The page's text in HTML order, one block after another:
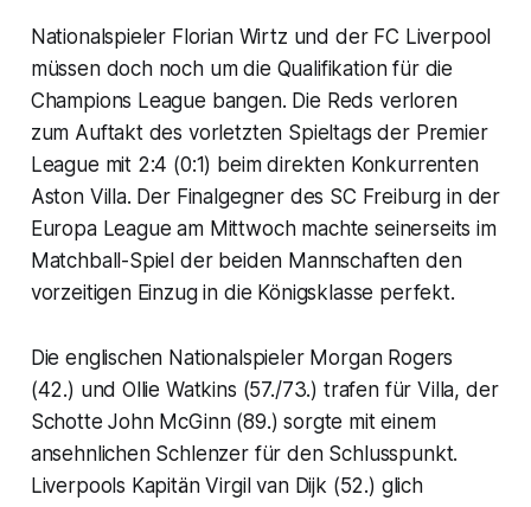
Nationalspieler Florian Wirtz und der FC Liverpool
müssen doch noch um die Qualifikation für die
Champions League bangen. Die Reds verloren
zum Auftakt des vorletzten Spieltags der Premier
League mit 2:4 (0:1) beim direkten Konkurrenten
Aston Villa. Der Finalgegner des SC Freiburg in der
Europa League am Mittwoch machte seinerseits im
Matchball-Spiel der beiden Mannschaften den
vorzeitigen Einzug in die Königsklasse perfekt.
Die englischen Nationalspieler Morgan Rogers
(42.) und Ollie Watkins (57./73.) trafen für Villa, der
Schotte John McGinn (89.) sorgte mit einem
ansehnlichen Schlenzer für den Schlusspunkt.
Liverpools Kapitän Virgil van Dijk (52.) glich